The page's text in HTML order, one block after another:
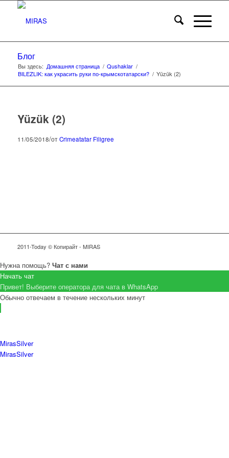
Блог
Вы здесь: Домашняя страница / Qushaklar /
BILEZLIK: как украсить руки по-крымскотатарски? / Yüzük (2)
Yüzük (2)
11/05/2018/отCrimeatatar Filigree
2011-Today © Копирайт - MIRAS
Нужна помощь? Чат с нами
Начать чат
Привет! Выберите оператора для чата в WhatsApp
Обычно отвечаем в течение нескольких минут
MirasSilver
MirasSilver